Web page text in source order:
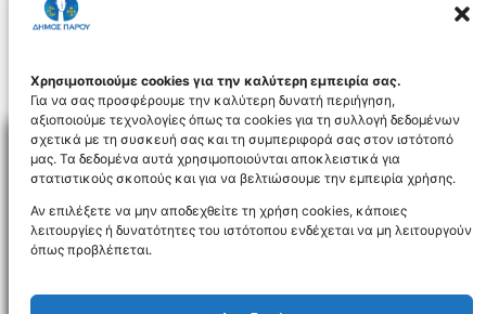
Χρησιμοποιούμε cookies για την καλύτερη εμπειρία σας.
Για να σας προσφέρουμε την καλύτερη δυνατή περιήγηση,
αξιοποιούμε τεχνολογίες όπως τα cookies για τη συλλογή δεδομένων
σχετικά με τη συσκευή σας και τη συμπεριφορά σας στον ιστότοπό
μας. Τα δεδομένα αυτά χρησιμοποιούνται αποκλειστικά για
στατιστικούς σκοπούς και για να βελτιώσουμε την εμπειρία χρήσης.
Αν επιλέξετε να μην αποδεχθείτε τη χρήση cookies, κάποιες
λειτουργίες ή δυνατότητες του ιστότοπου ενδέχεται να μη λειτουργούν
όπως προβλέπεται.
70.2003_id921
NEWSLETTER